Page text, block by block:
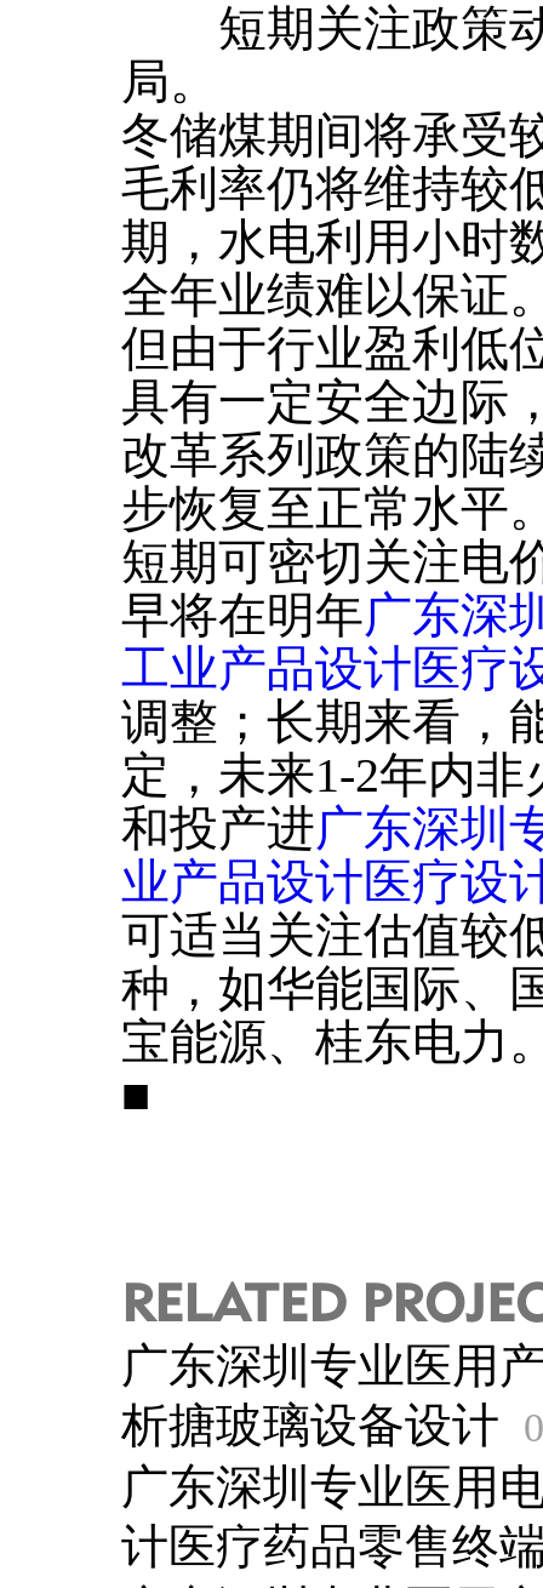
短期关注政策动
局。
冬储煤期间将承受
毛利率仍将维持较
期，水电利用小时
全年业绩难以保证
但由于行业盈利低
具有一定安全边际
改革系列政策的陆
步恢复至正常水平
短期可密切关注电
早将在明年广东深
工业产品设计医疗
调整；长期来看，
定，未来1-2年内
和投产进广东深圳
业产品设计医疗设
可适当关注估值较
种，如华能国际、
宝能源、桂东电力
■
RELATED
广东深圳专业医用
析搪玻璃设备设计
广东深圳专业医用
计医疗药品零售终